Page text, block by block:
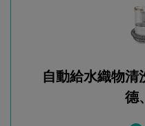
自動給水織物清
德